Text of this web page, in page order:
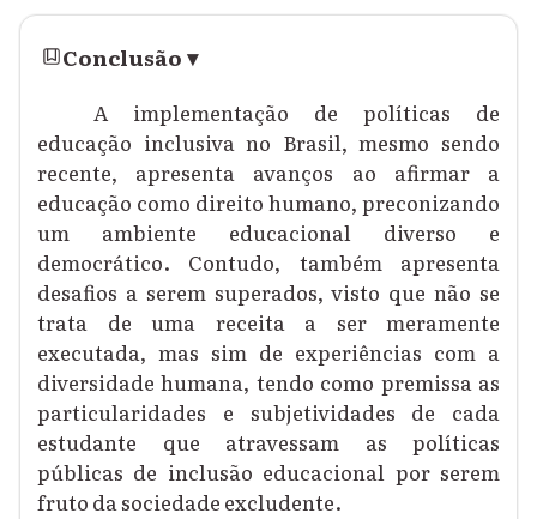
Conclusão▾
A implementação de políticas de
educação inclusiva no Brasil, mesmo sendo
recente, apresenta avanços ao afirmar a
educação como direito humano, preconizando
um ambiente educacional diverso e
democrático. Contudo, também apresenta
desafios a serem superados, visto que não se
trata de uma receita a ser meramente
executada, mas sim de experiências com a
diversidade humana, tendo como premissa as
particularidades e subjetividades de cada
estudante que atravessam as políticas
públicas de inclusão educacional por serem
fruto da sociedade excludente.